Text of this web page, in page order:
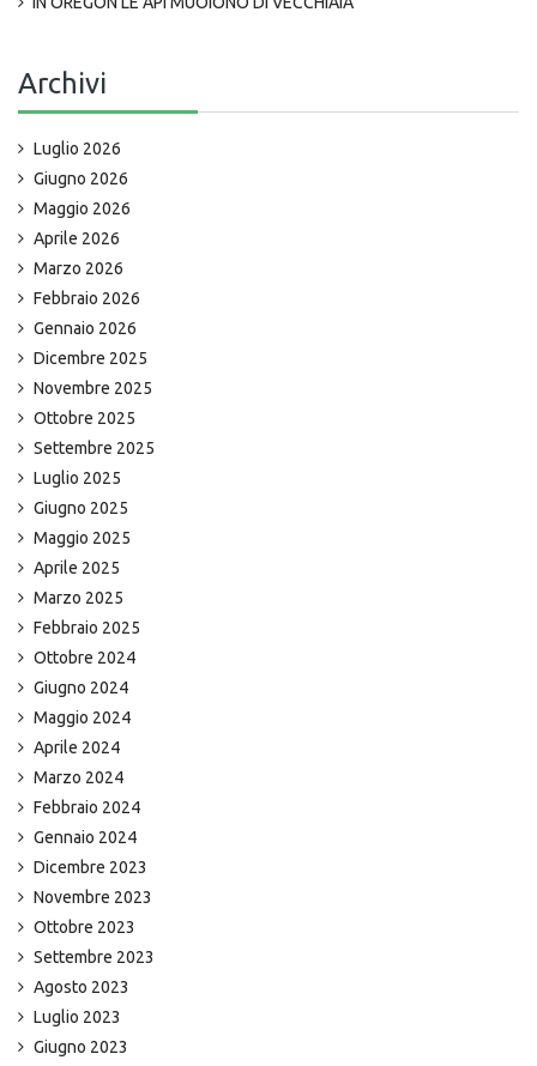
Archivi
Luglio 2026
Giugno 2026
Maggio 2026
Aprile 2026
Marzo 2026
Febbraio 2026
Gennaio 2026
Dicembre 2025
Novembre 2025
Ottobre 2025
Settembre 2025
Luglio 2025
Giugno 2025
Maggio 2025
Aprile 2025
Marzo 2025
Febbraio 2025
Ottobre 2024
Giugno 2024
Maggio 2024
Aprile 2024
Marzo 2024
Febbraio 2024
Gennaio 2024
Dicembre 2023
Novembre 2023
Ottobre 2023
Settembre 2023
Agosto 2023
Luglio 2023
Giugno 2023